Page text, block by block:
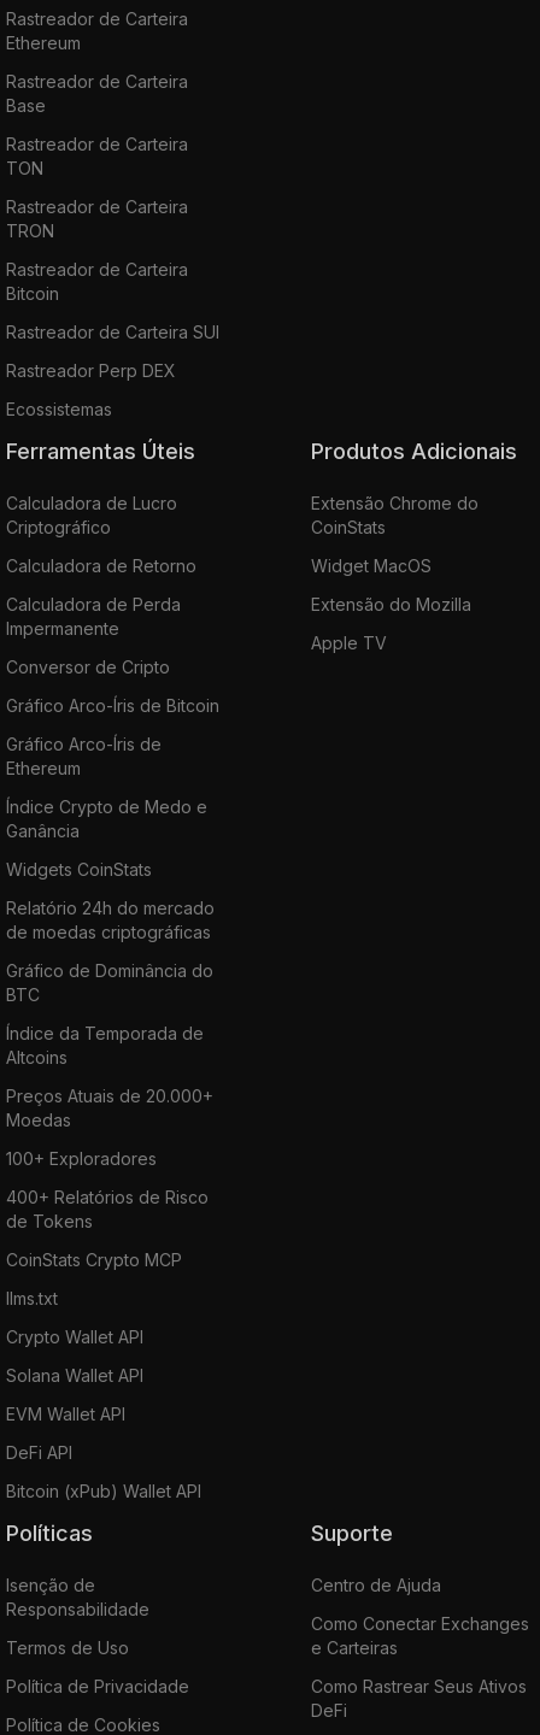
Rastreador de Carteira
Ethereum
Rastreador de Carteira
Base
Rastreador de Carteira
TON
Rastreador de Carteira
TRON
Rastreador de Carteira
Bitcoin
Rastreador de Carteira SUI
Rastreador Perp DEX
Ecossistemas
Ferramentas Úteis
Calculadora de Lucro
Criptográfico
Calculadora de Retorno
Calculadora de Perda
Impermanente
Conversor de Cripto
Gráfico Arco-Íris de Bitcoin
Gráfico Arco-Íris de
Ethereum
Índice Crypto de Medo e
Ganância
Widgets CoinStats
Relatório 24h do mercado
de moedas criptográficas
Gráfico de Dominância do
BTC
Índice da Temporada de
Altcoins
Preços Atuais de 20.000+
Moedas
100+ Exploradores
400+ Relatórios de Risco
de Tokens
CoinStats Crypto MCP
llms.txt
Crypto Wallet API
Solana Wallet API
EVM Wallet API
DeFi API
Bitcoin (xPub) Wallet API
Produtos Adicionais
Extensão Chrome do
CoinStats
Widget MacOS
Extensão do Mozilla
Apple TV
Políticas
Isenção de
Responsabilidade
Termos de Uso
Política de Privacidade
Política de Cookies
Suporte
Centro de Ajuda
Como Conectar Exchanges
e Carteiras
Como Rastrear Seus Ativos
DeFi